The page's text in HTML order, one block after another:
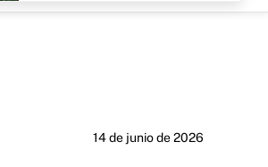
14 de junio de 2026